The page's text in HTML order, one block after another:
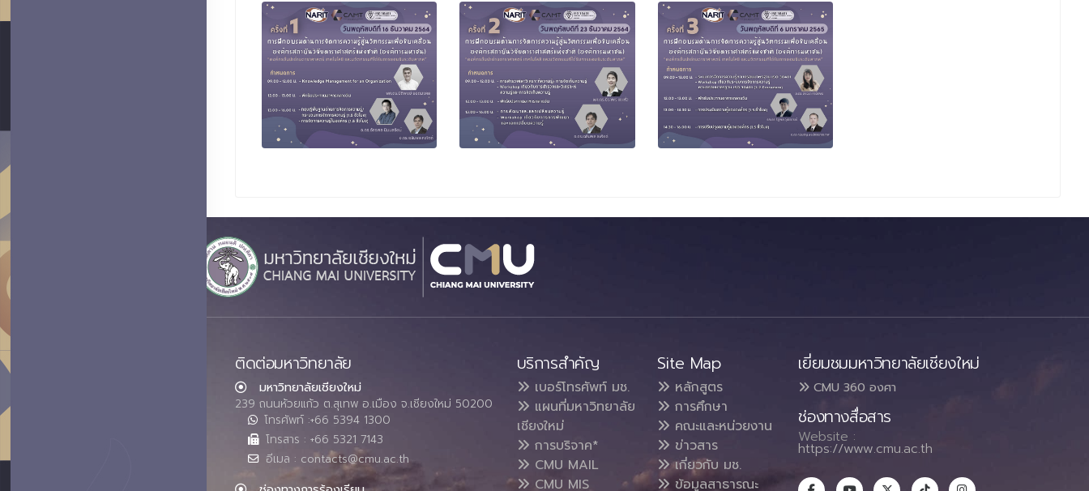
ติดต่อมหาวิทยาลัย
มหาวิทยาลัยเชียงใหม่
239 ถนนห้วยแก้ว ต.สุเทพ อ.เมือง จ.เชียงใหม่ 50200
โทรศัพท์ :+66 5394 1300
โทรสาร : +66 5321 7143
อีเมล : contacts@cmu.ac.th
บริการสำคัญ
เบอร์โทรศัพท์ มช.
แผนที่มหาวิทยาลัย
เชียงใหม่
การบริจาค*
CMU MAIL
CMU MIS
Site Map
หลักสูตร
การศึกษา
คณะและหน่วยงาน
ข่าวสาร
เกี่ยวกับ มช.
ข้อมูลสาธารณะ
เยี่ยมชมมหาวิทยาลัยเชียงใหม่
CMU 360 องศา
ช่องทางสื่อสาร
Website :
https://www.cmu.ac.th